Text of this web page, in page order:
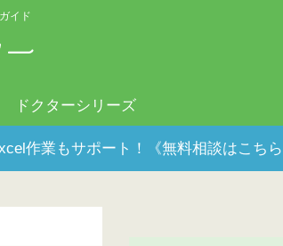
イド
ドクターシリーズ
作業もサポート！《無料相談はこちら